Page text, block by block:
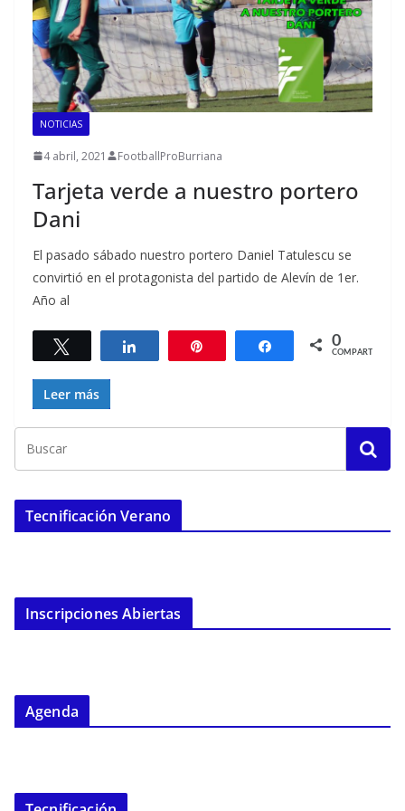
NOTICIAS
4 abril, 2021 FootballProBurriana
Tarjeta verde a nuestro portero
Dani
El pasado sábado nuestro portero Daniel Tatulescu se
convirtió en el protagonista del partido de Alevín de 1er.
Año al
Twittear Compartir Compartir
0
COMPARTIR
Leer más
Tecnificación Verano
Inscripciones Abiertas
Agenda